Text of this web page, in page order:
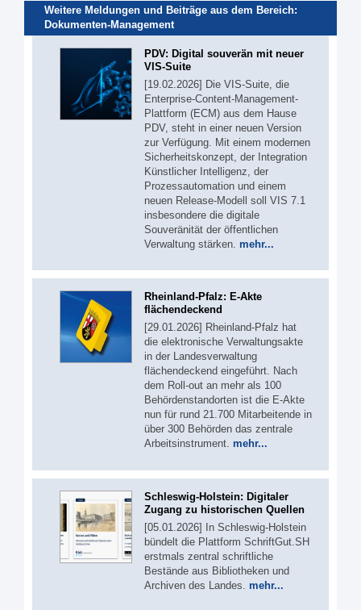
Weitere Meldungen und Beiträge aus dem Bereich:
Dokumenten-Management
PDV: Digital souverän mit neuer
VIS-Suite
[19.02.2026] Die VIS-Suite, die
Enterprise-Content-Management-
Plattform (ECM) aus dem Hause
PDV, steht in einer neuen Version
zur Verfügung. Mit einem modernen
Sicherheitskonzept, der Integration
Künstlicher Intelligenz, der
Prozessautomation und einem
neuen Release-Modell soll VIS 7.1
insbesondere die digitale
Souveränität der öffentlichen
Verwaltung stärken. mehr...
Rheinland-Pfalz: E-Akte
flächendeckend
[29.01.2026] Rheinland-Pfalz hat
die elektronische Verwaltungsakte
in der Landesverwaltung
flächendeckend eingeführt. Nach
dem Roll-out an mehr als 100
Behördenstandorten ist die E-Akte
nun für rund 21.700 Mitarbeitende in
über 300 Behörden das zentrale
Arbeitsinstrument. mehr...
Schleswig-Holstein: Digitaler
Zugang zu historischen Quellen
[05.01.2026] In Schleswig-Holstein
bündelt die Plattform SchriftGut.SH
erstmals zentral schriftliche
Bestände aus Bibliotheken und
Archiven des Landes. mehr...